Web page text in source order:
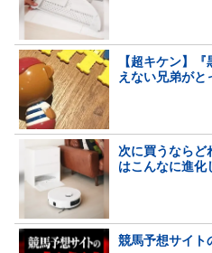
【超キケン】
えない兄弟がと
次に買うならど
はこんなに進化
競馬予想サイト